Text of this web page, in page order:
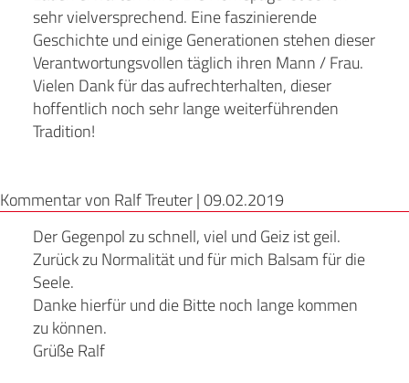
sehr vielversprechend. Eine faszinierende
Geschichte und einige Generationen stehen dieser
Verantwortungsvollen täglich ihren Mann / Frau.
Vielen Dank für das aufrechterhalten, dieser
hoffentlich noch sehr lange weiterführenden
Tradition!
Kommentar von Ralf Treuter |09.02.2019
Der Gegenpol zu schnell, viel und Geiz ist geil.
Zurück zu Normalität und für mich Balsam für die
Seele.
Danke hierfür und die Bitte noch lange kommen
zu können.
Grüße Ralf